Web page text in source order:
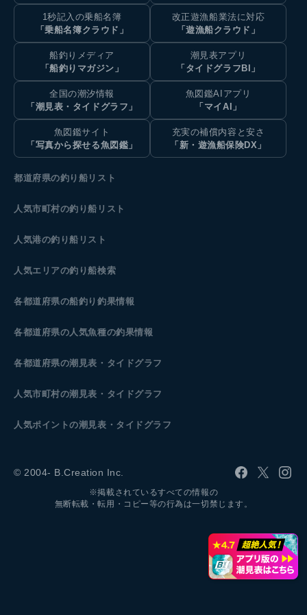
1秒記入の乗船名簿
「乗船名簿クラウド」
改正遊漁船業法に対応
「遊漁船クラウド」
船釣りメディア
「船釣りマガジン」
潮見表アプリ
「タイドグラフBI」
全国の潮汐情報
「潮見表・タイドグラフ」
魚図鑑AIアプリ
「マイAI」
魚図鑑サイト
「写真から探せる魚図鑑」
充実の補償内容と安さ
「新・遊漁船保険DX」
都道府県の釣り船リスト
人気市町村の釣り船リスト
人気港の釣り船リスト
人気エリアの釣り船検索
各都道府県の船釣り釣果情報
各都道府県の人気魚種の釣果情報
各都道府県の潮見表 ・タイドグラフ
人気市町村の潮見表・タイドグラフ
人気ポイントの潮見表・タイドグラフ
© 2004- B.Creation Inc.
※掲載されているすべての情報の
無断転載・転用・コピー等の行為は一切禁じます。